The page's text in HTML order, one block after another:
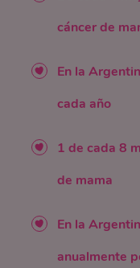
cáncer de
En la
cada año
1 de cada 8
de mama
En la
anualmente